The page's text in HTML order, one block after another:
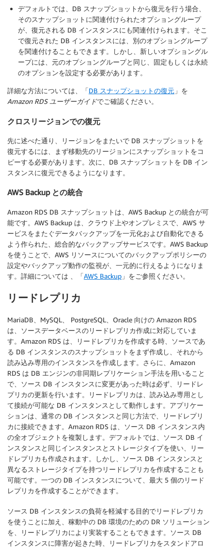
デフォルトでは、DB スナップショットから復元を行う場合、
そのスナップショットに関連付けられたオプショングループ
が、復元される DB インスタンスにも関連付けられます。そこ
で復元された DB インスタンスには、別のオプショングループ
を関連付けることもできます。しかし、新しいオプショングル
ープには、元のオプショングループと同じ、固定もしくは永続
のオプションを設定する必要があります。
詳細な方法については、「DB スナップショットの復元 」を
Amazon RDS ユーザーガイドでご確認ください。
クロスリージョンでの復元
先に述べた通り、リージョンをまたいで DB スナップショットを
復元するには、まず移動先のリージョンにスナップショットをコ
ピーする必要があります。次に、DB スナップショットを DB イン
スタンスに復元できるようになります。
AWS Backup との統合
Amazon RDS DB スナップショットは、AWS Backup との統合が可
能です。AWS Backup は、クラウド上やオンプレミスで、AWS サ
ービスをまたぐデータバックアップを一元化および自動化できる
よう作られた、総合的なバックアップサービスです。AWS Backup
を使うことで、AWS リソースについてのバックアップポリシーの
設定やバックアップ動作の監視が、一元的に行えるようになりま
す。詳細については 、「AWS Backup 」をご参照ください。
リードレプリカ
MariaDB、MySQL、 PostgreSQL、Oracle 向けの Amazon RDS
は、ソースデータベースのリードレプリカ作成に対応していま
す。Amazon RDS は、リードレプリカを作成する時、ソースであ
る DB インスタンスのスナップショットをまず作成し、それから
読み込み専用のインスタンスを作成します。さらに、Amazon
RDS は DB エンジンの非同期レプリケーション手法を用いること
で、ソース DB インスタンスに変更があった時は必ず、リードレ
プリカの更新を行います。リードレプリカは、読み込み専用とし
て接続が可能な DB インスタンスとして動作します。アプリケー
ションは、通常の DB インスタンスと同じ方法で、リードレプリ
カに接続できます。Amazon RDS は、ソース DB インスタンス内
の全オブジェクトを複製します。デフォルトでは、ソース DB イ
ンスタンスと同じインスタンスとストレージタイプを使い、リー
ドレプリカも作成されます。しかし、ソース DB インスタンスと
異なるストレージタイプを持つリードレプリカを作成することも
可能です。一つの DB インスタンスについて、最大 5 個のリード
レプリカを作成することができます。
ソース DB インスタンスの負荷を軽減する目的でリードレプリカ
を使うことに加え、稼動中の DB 環境のための DR ソリューション
を、リードレプリカにより実装することもできます。ソース DB
インスタンスに障害が起きた時、リードレプリカをスタンドアロ